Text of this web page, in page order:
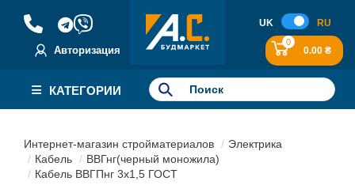
Авторизация
UK RU
0
0.00 ₴
КАТЕГОРИИ
Интернет-магазин стройматериалов
Электрика
Кабель
ВВГнг(черный моножила)
Кабель ВВГПнг 3х1,5 ГОСТ